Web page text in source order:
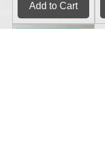
Add to Cart